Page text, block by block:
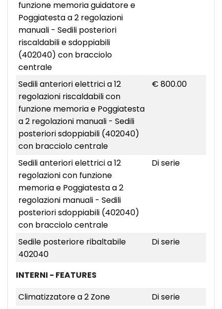
funzione memoria guidatore e
Poggiatesta a 2 regolazioni
manuali - Sedili posteriori
riscaldabili e sdoppiabili
(402040) con bracciolo
centrale
Sedili anteriori elettrici a 12
regolazioni riscaldabili con
funzione memoria e Poggiatesta
a 2 regolazioni manuali - Sedili
posteriori sdoppiabili (402040)
con bracciolo centrale
€ 800.00
Sedili anteriori elettrici a 12
regolazioni con funzione
memoria e Poggiatesta a 2
regolazioni manuali - Sedili
posteriori sdoppiabili (402040)
con bracciolo centrale
Di serie
Sedile posteriore ribaltabile
402040
Di serie
INTERNI - FEATURES
Climatizzatore a 2 Zone
Di serie